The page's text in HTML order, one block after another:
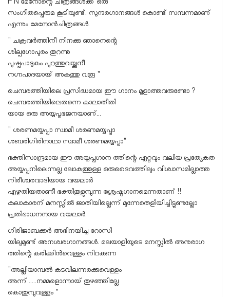
P N മേനോന്റെ ചിത്രങ്ങൾക്ക് ഒരു
സംഗീതപ്പെരുമ കൂടിയുണ്ട്. സുന്ദരഗാനങ്ങൾ കൊണ്ട് സമ്പന്നമാണ്
എന്നും മേനോൻചിത്രങ്ങൾ.
" ചക്രവർത്തിനീ നിനക്കു ഞാനെന്റെ
ശില്പഗോപുരം തുറന്നു
പുഷ്പപാദുകം പുറത്തുവയ്ക്കുനീ
നഗ്നപാദയായ് അകത്തു വരൂ "
ചെമ്പരത്തിയിലെ പ്രസിദ്ധമായ ഈ ഗാനം മൂളാത്തവരുണ്ടോ ?
ചെമ്പരത്തിയിലെതന്നെ കാലാതീതി
യായ ഒരു അയ്യപ്പഭജനയാണ്...
" ശരണമയ്യപ്പാ സ്വാമീ ശരണമയ്യപ്പാ
ശബരിഗിരിനാഥാ സ്വാമീ ശരണമയ്യപ്പാ"
ഭക്തിസാന്ദ്രമായ ഈ അയ്യപ്പഗാന ത്തിന്റെ ഏറ്റവും വലിയ പ്രത്യേകത
അയ്യപ്പനിലെന്നല്ല ലോകത്തുള്ള ഒരുദൈവത്തിലും വിശ്വാസമില്ലാത്ത
നിരീശ്വരവാദിയായ വയലാർ
എഴുതിയതാണീ ഭക്തിതുളുമ്പുന്ന ശ്രേഷ്ഠഗാനമെന്നതാണ് !!
കലാകാരന് മനസ്സിൽ ജാതിയില്ലെന്ന് മുന്നേതെളിയിച്ചിട്ടുണ്ടല്ലോ
പ്രതിഭാധനനായ വയലാർ.
ഗിരിജാബക്കർ അഭിനയിച്ച റോസി
യിലുമുണ്ട് അനശ്വരഗാനങ്ങൾ. മലയാളിയുടെ മനസ്സിൽ അനുരാഗ
ത്തിന്റെ കരിക്കിൻവെള്ളം നിറക്കുന്ന
"അല്ലിയാമ്പൽ കടവിലന്നരക്കുവെള്ളം
അന്ന് .....നമ്മളൊന്നായ് തുഴഞ്ഞില്ലേ
കൊതുമ്പുവള്ളം "